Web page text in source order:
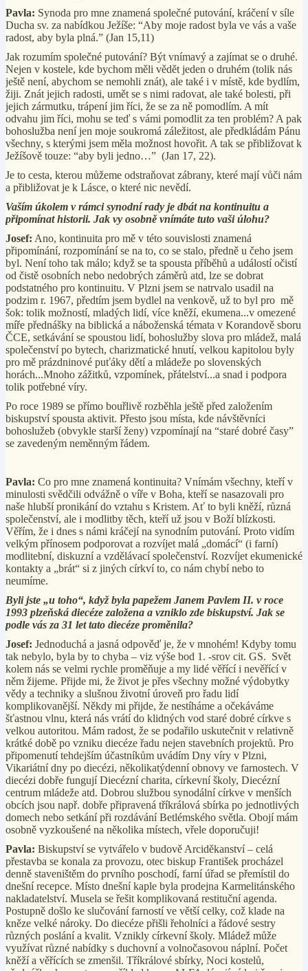
Pavla: Synoda pro mne znamená společné putování, kráčení v síle
Ducha sv. za nabídkou Ježíše: “Aby moje radost byla ve vás a vaše
radost, aby byla plná.” (Jan 15,11)
Jak rozumím společné putování? Být vnímavý a zajímat se o druhé.
Nejen v kostele, kde bychom měli vědět jeden o druhém (tolik nás
ještě není, abychom se nemohli znát), ale také i v místě, kde bydlím,
žiji. Znát jejich radosti, umět se s nimi radovat, ale také bolesti, při
jejich zármutku, trápení jim říci, že se za ně pomodlím. A mít
odvahu jim říci, mohu se teď s vámi pomodlit za ten problém? A pak
bohoslužba není jen moje soukromá záležitost, ale předkládám Pánu
všechny, s kterými jsem měla možnost hovořit. A tak se přibližovat k
Ježíšově touze: “aby byli jedno…” (Jan 17, 22).
Je to cesta, kterou můžeme odstraňovat zábrany, které mají vůči nám
a přibližovat je k Lásce, o které nic nevědí.
Vaším úkolem v rámci synodní rady je dbát na kontinuitu a
připomínat historii. Jak vy osobně vnímáte tuto vaši úlohu?
Josef: Ano, kontinuita pro mě v této souvislosti znamená
připomínání, rozpomínání se na to, co se stalo, předně u čeho jsem
byl. Není toho tak málo; když se ta spousta příběhů a událostí očistí
od čistě osobních nebo nedobrých záměrů atd, lze se dobrat
podstatného pro kontinuitu. V Plzni jsem se natrvalo usadil na
podzim r. 1967, předtím jsem bydlel na venkově, už to byl pro mě
šok: tolik možností, mladých lidí, více kněží, ekumena...v omezené
míře přednášky na biblická a náboženská témata v Korandově sboru
ČCE, setkávání se spoustou lidí, bohoslužby slova pro mládež, malá
společenství po bytech, charizmatické hnutí, velkou kapitolou byly
pro mě prázdninové puťáky dětí a mládeže po slovenských
horách...Mnoho zážitků, vzpomínek, přátelství...a snad i podpora
tolik potřebné víry.
Po roce 1989 se přímo bouřlivě rozběhla ještě před založením
biskupství spousta aktivit. Přesto jsou místa, kde návštěvníci
bohoslužeb (obvykle starší ženy) vzpomínají na “staré dobré časy”
se zavedeným neměnným řádem.
Pavla: Co pro mne znamená kontinuita? Vnímám všechny, kteří v
minulosti svědčili odvážně o víře v Boha, kteří se nasazovali pro
naše hlubší pronikání do vztahu s Kristem. Ať to byli kněží, různá
společenství, ale i modlitby těch, kteří už jsou v Boží blízkosti.
Věřím, že i dnes s námi kráčejí na synodním putování. Proto vidím
velkým přínosem podporovat a rozvíjet malá „domácí“ (i farní)
modlitební, diskuzní a vzdělávací společenství. Rozvíjet ekumenické
kontakty a „brát“ si z jiných církví to, co nám chybí nebo to
neumíme.
Byli jste „u toho“, když byla papežem Janem Pavlem II. v roce
1993 plzeňská diecéze založena a vzniklo zde biskupství. Jak se
podle vás za 31 let tato diecéze proměnila?
Josef: Jednoduchá a jasná odpověď je, že v mnohém! Kdyby tomu
tak nebylo, byla by to chyba – viz výše bod 1. -srov cit. GS. Svět
kolem nás se velmi rychle proměňuje a my lidé věřící i nevěřící v
něm žijeme. Přijde mi, že život je přes všechny možné výdobytky
vědy a techniky a slušnou životní úroveň pro řadu lidí
komplikovanější. Někdy mi přijde, že nestíháme a očekáváme
šťastnou vlnu, která nás vrátí do klidných vod staré dobré církve s
velkou autoritou. Mám radost, že se podařilo uskutečnit v relativně
krátké době po vzniku diecéze řadu nejen stavebních projektů. Pro
připomenutí tehdejším účastníkům uvádím Dny víry v Plzni,
Vikariátní dny po diecézi, několikatýdenní obnovy ve farnostech. V
diecézi dobře fungují Diecézní charita, církevní školy, Diecézní
centrum mládeže atd. Dobrou službou synodální církve v menších
obcích jsou např. dobře připravená tříkrálová sbírka po jednotlivých
domech nebo setkání při rozdávání Betlémského světla. Obojí mám
osobně vyzkoušené na několika místech, vřele doporučuji!
Pavla: Biskupství se vytvářelo v budově Arciděkanství – celá
přestavba se konala za provozu, otec biskup František procházel
denně staveništěm do prvního poschodí, farní úřad se přemístil do
dnešní recepce. Místo dnešní kaple byla prodejna Karmelitánského
nakladatelství. Musela se řešit komplikovaná restituční agenda.
Postupně došlo ke slučování farností ve větší celky, což klade na
kněze velké nároky. Do diecéze přišli řeholníci a řádové sestry
různých poslání a kvalit. Vznikly církevní školy. Mládež může
využívat různé nabídky s duchovní a volnočasovou náplní. Počet
kněží a věřících se zmenšil. Tříkrálové sbírky, Noci kostelů,